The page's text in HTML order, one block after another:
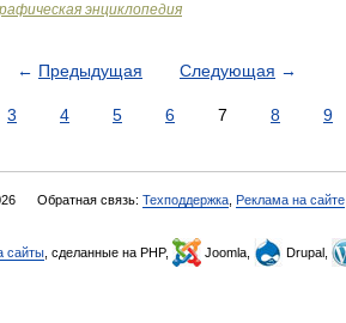
энциклопедия
← Предыдущая Следующая →
3 4 5 6 7 8 9
Обратная связь: Техподдержка Реклама на сайте
сайты , сделанные на PHP, Joomla, Drupal,